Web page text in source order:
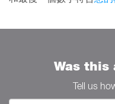
Was
Tell us